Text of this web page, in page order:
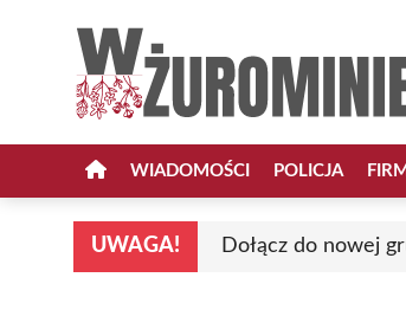
WIADOMOŚCI POLICJA
UWAGA! Dołącz do nowej